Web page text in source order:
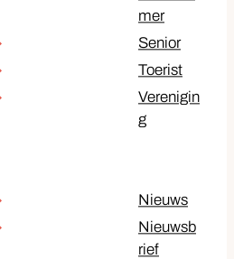
mer
Senior
Toerist
Verenigin
g
Nieuws
Nieuwsb
rief